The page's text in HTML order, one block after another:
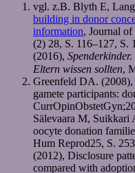
vgl. z.B. Blyth E,
building in donor
information, Journal
(2) 28, S. 116–127, S.
(2016), Spenderkinder.
Eltern wissen sollten,
Greenfeld DA.
gamete participants:
Sälevaara M, Suikkari
oocyte donation
Hum Reprod25, S.
(2012), Disclosure
compared with